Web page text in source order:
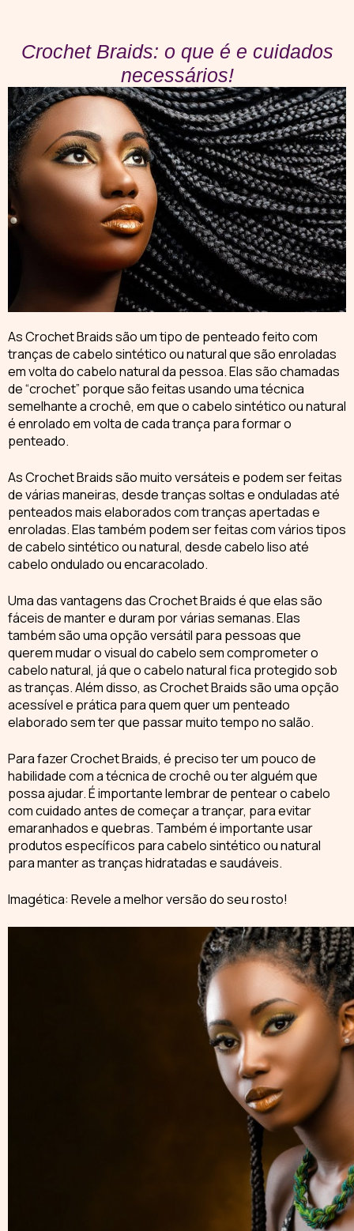
Crochet Braids: o que é e cuidados
necessários!
AsCrochet Braidssão um tipo de penteado feito com
tranças de cabelo sintético ou natural que são enroladas
em volta do cabelo natural da pessoa. Elas são chamadas
de “crochet” porque são feitas usando uma técnica
semelhante a crochê, em que o cabelo sintético ou natural
é enrolado em volta de cada trança para formar o
penteado.
AsCrochet Braidssão muito versáteis e podem ser feitas
de várias maneiras, desde tranças soltas e onduladas até
penteados mais elaborados com tranças apertadas e
enroladas. Elas também podem ser feitas com vários tipos
de cabelo sintético ou natural, desde cabelo liso até
cabelo ondulado ou encaracolado.
Uma das vantagens dasCrochet Braidsé que elas são
fáceis de manter e duram por várias semanas. Elas
também são uma opção versátil para pessoas que
querem mudar o visual do cabelo sem comprometer o
cabelo natural, já que o cabelo natural fica protegido sob
as tranças. Além disso, as Crochet Braids são uma opção
acessível e prática para quem quer um penteado
elaborado sem ter que passar muito tempo no salão.
Para fazerCrochet Braids, é preciso ter um pouco de
habilidade com a técnica de crochê ou ter alguém que
possa ajudar. É importante lembrar de pentear o cabelo
com cuidado antes de começar a trançar, para evitar
emaranhados e quebras. Também é importante usar
produtos específicos para cabelo sintético ou natural
para manter as tranças hidratadas e saudáveis.
Imagética: Revele a melhor versão do seu rosto!